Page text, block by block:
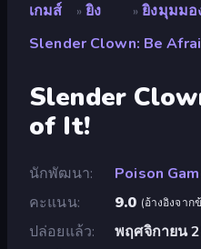
เกมส์ » ยิง » ยิงมุมมอ
Slender Clown: Be
Slender
of It!
นักพัฒนา
Poison
คะแนน
9.0 (อ้างอิงจาก
ปล่อยแล้ว
พฤศจิกายน